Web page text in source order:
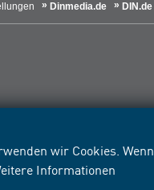
wir Cookies. Wenn
Informationen
Dinmedia.de DIN.de